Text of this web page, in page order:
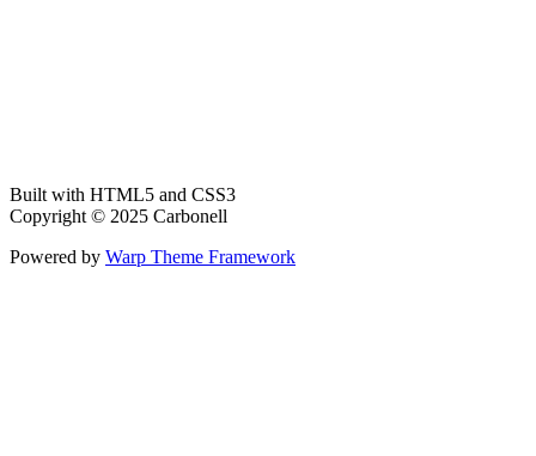
Built with HTML5 and CSS3
Copyright © 2025 Carbonell
Powered by Warp Theme Framework